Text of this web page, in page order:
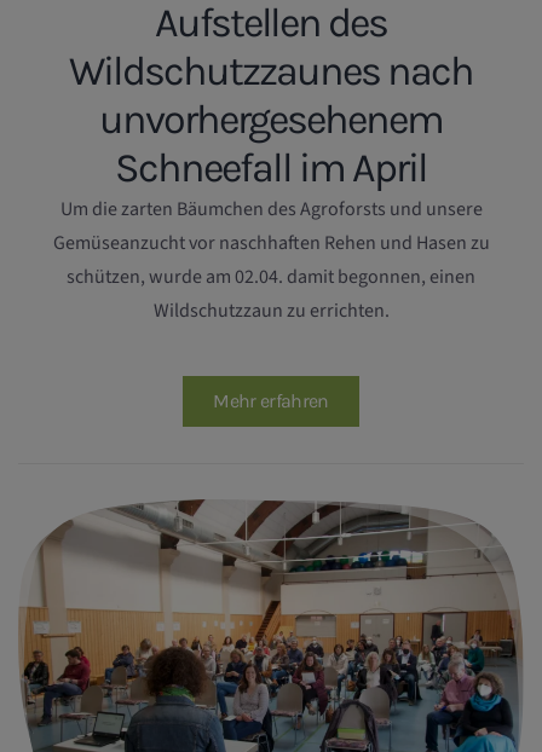
Aufstellen des
Wildschutzzaunes nach
unvorhergesehenem
Schneefall im April
Um die zarten Bäumchen des Agroforsts und unsere
Gemüseanzucht vor naschhaften Rehen und Hasen zu
schützen, wurde am 02.04. damit begonnen, einen
Wildschutzzaun zu errichten.
Mehr erfahren